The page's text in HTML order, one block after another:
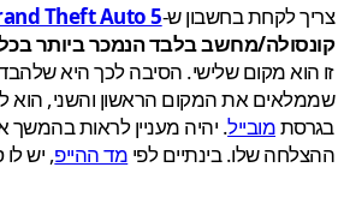
לקחת בחשבון ש-Grand Theft Auto 5
מחשב בלבד הנמכר ביותר בכל
מקום שלישי. הסיבה לכך היא שלהבדיל
את המקום הראשון והשני, הוא לא
מובייל. יהיה מעניין לראות בהמשך אם6
שלו. בינתיים לפימד ההייפ, יש לו